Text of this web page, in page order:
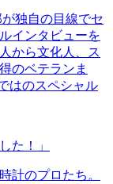
独自の目線でセ
インタビューを
から文化人、ス
のベテランま
はのスペシャル
た！」
計のプロたち。